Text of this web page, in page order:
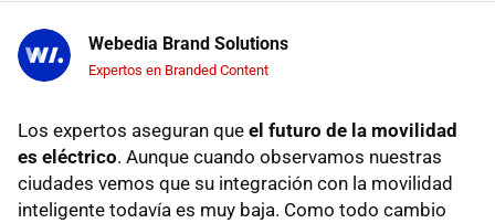
Webedia Brand Solutions
Expertos en Branded Content
Los expertos aseguran que el futuro de la movilidad
es eléctrico. Aunque cuando observamos nuestras
ciudades vemos que su integración con la movilidad
inteligente todavía es muy baja. Como todo cambio